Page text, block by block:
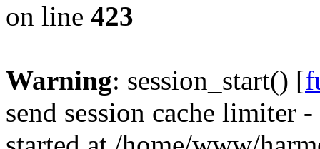
on line 423
Warning: session_start() [
send session cache limiter